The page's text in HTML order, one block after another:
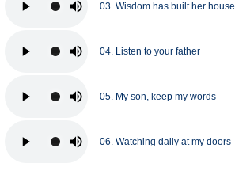
03. Wisdom has built her house
04. Listen to your father
05. My son, keep my words
06. Watching daily at my doors